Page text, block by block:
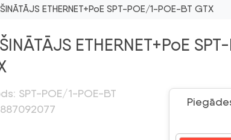
ETHERNET+PoE SPT-POE/1-POE-BT GTX
ETHERNET+PoE
SPT-POE/1-POE-BT